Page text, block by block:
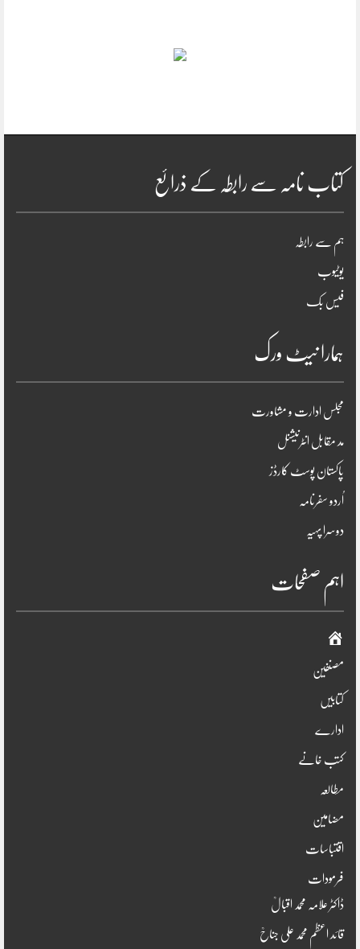
کتاب نامہ سے رابطہ کے ذرائع
ہم سے رابطہ
یوٹیوب
فیس بک
ہمارا نیٹ ورک
مجلس ادارت و مشاورت
مد مقابل انٹرنیشنل
پاکستان پوسٹ کارڈز
اُردو سفرنامہ
دوسرا پہیہ
اہم صفحات
صفحہ
اوّل
مصنفین
کتابیں
ادارے
کتب خانے
مطالعہ
مضامین
اقتباسات
فرمودات
ڈاکٹر علامہ محمد اقبالؒ
قائد اعظم محمد علی جناحؒ